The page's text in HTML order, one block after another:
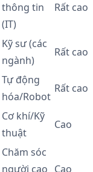
thông tin
(IT)
Rất cao
Kỹ sư (các
ngành)
Rất cao
Tự động
hóa/Robot
Rất cao
Cơ khí/Kỹ
thuật
Cao
Chăm sóc
người cao Cao